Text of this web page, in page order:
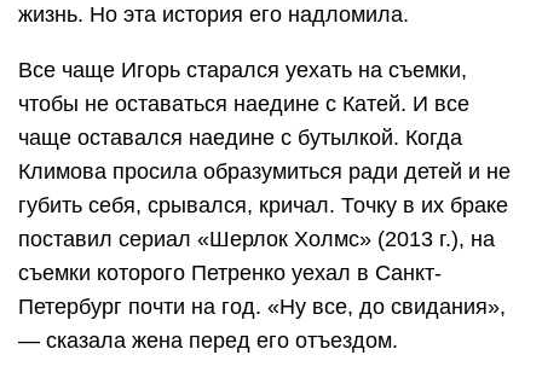
жизнь. Но эта история его надломила.
Все чаще Игорь старался уехать на съемки,
чтобы не оставаться наедине с Катей. И все
чаще оставался наедине с бутылкой. Когда
Климова просила образумиться ради детей и не
губить себя, срывался, кричал. Точку в их браке
поставил сериал «Шерлок Холмс» (2013 г.), на
съемки которого Петренко уехал в Санкт-
Петербург почти на год. «Ну все, до свидания»,
— сказала жена перед его отъездом.